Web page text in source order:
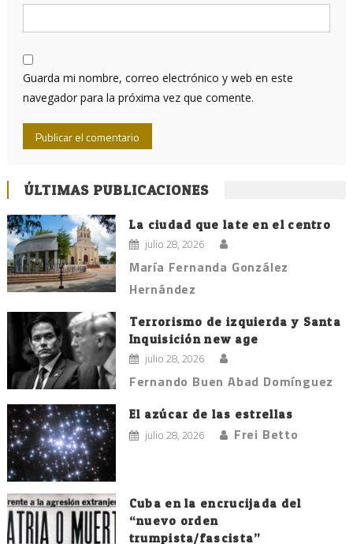
Guarda mi nombre, correo electrónico y web en este
navegador para la próxima vez que comente.
ÚLTIMAS PUBLICACIONES
La ciudad que late en el centro
julio 28, 2026
María Fernanda González
Hernández
Terrorismo de izquierda y Santa
Inquisición new age
julio 28, 2026
Fernando Buen Abad Domínguez
El azúcar de las estrellas
julio 28, 2026 Frei Betto
Cuba en la encrucijada del
“nuevo orden
trumpista/fascista”